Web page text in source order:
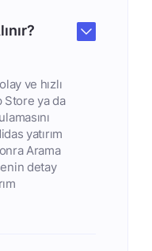
ve hızlı
Store ya da
yatırım
Arama
detay